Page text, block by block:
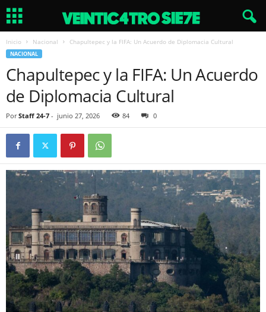
Inicio Nacional Chapultepec y la FIFA: Un Acuerdo de Diplomacia Cultural
NACIONAL
Chapultepec y la FIFA: Un Acuerdo
de Diplomacia Cultural
Por Staff 24-7 - junio 27, 2026 84 0